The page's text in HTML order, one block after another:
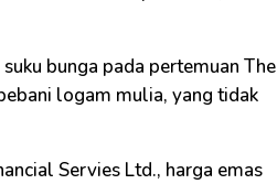
bunga pada pertemuan The
logam mulia, yang tidak
Servies Ltd., harga emas